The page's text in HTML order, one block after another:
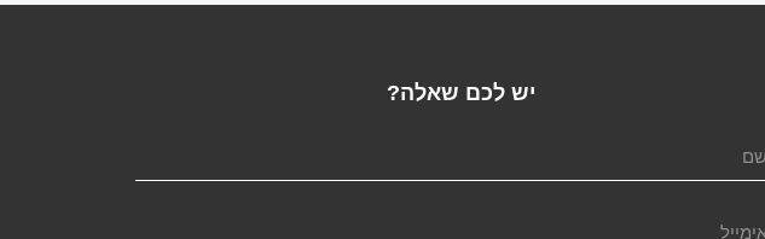
יש לכם שאלה?